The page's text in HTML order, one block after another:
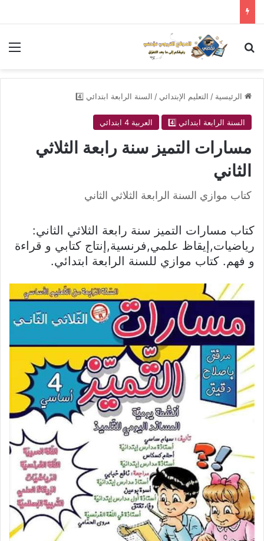
بحث عن
الرئيسية / التعليم الإبتدائي / السنة الرابعة ابتدائي 4️⃣
السنة الرابعة ابتدائي 4️⃣ العربية 4 ابتدائي
مسارات التميز سنة رابعة الثلاثي
الثاني
كتاب موازي السنة الرابعة الثلاثي الثاني
كتاب مسارات التميز سنة رابعة الثلاثي الثاني:
رياضيات,إيقاظ علمي,فرنسية,إنتاج كتابي و قراءة
و فهم. كتاب موازي للسنة الرابعة ابتدائي.